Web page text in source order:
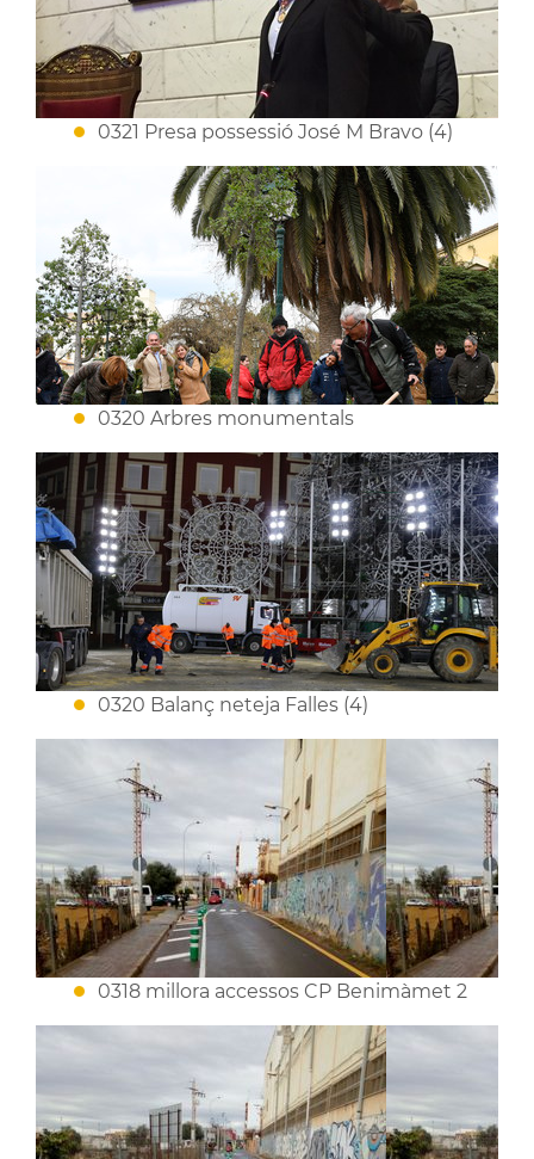
0321 Presa possessió José M Bravo (4)
0320 Arbres monumentals
0320 Balanç neteja Falles (4)
0318 millora accessos CP Benimàmet 2